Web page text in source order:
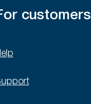
customers